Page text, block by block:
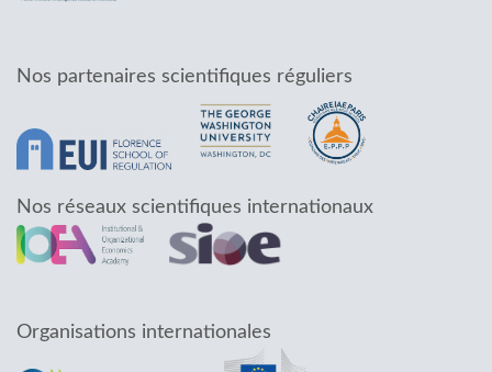
Nos partenaires scientifiques réguliers
Nos réseaux scientifiques internationaux
Organisations internationales